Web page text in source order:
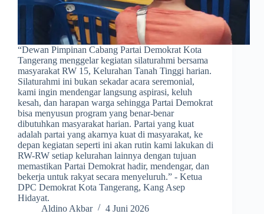
​“Dewan Pimpinan Cabang Partai Demokrat Kota
Tangerang menggelar kegiatan silaturahmi bersama
masyarakat RW 15, Kelurahan Tanah Tinggi harian.
Silaturahmi ini bukan sekadar acara seremonial,
kami ingin mendengar langsung aspirasi, keluh
kesah, dan harapan warga sehingga Partai Demokrat
bisa menyusun program yang benar-benar
dibutuhkan masyarakat harian. Partai yang kuat
adalah partai yang akarnya kuat di masyarakat, ke
depan kegiatan seperti ini akan rutin kami lakukan di
RW-RW setiap kelurahan lainnya dengan tujuan
memastikan Partai Demokrat hadir, mendengar, dan
bekerja untuk rakyat secara menyeluruh.” - Ketua
DPC Demokrat Kota Tangerang, Kang Asep
Hidayat.
Aldino Akbar
4 Juni 2026